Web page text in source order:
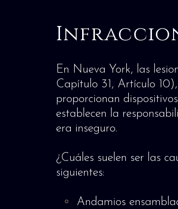
En Nueva York, las
Capítulo 31, Artículo
proporcionan
establecen la
era inseguro.
¿Cuáles suelen ser las
siguientes:
Andamios